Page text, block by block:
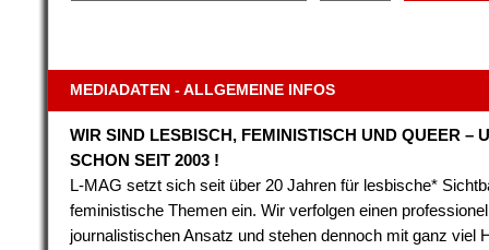
MEDIADATEN - ALLGEMEINE INFOS
WIR SIND LESBISCH, FEMINISTISCH UND QUEER –
SCHON SEIT 2003 !
L-MAG setzt sich seit über 20 Jahren für lesbische*
feministische Themen ein. Wir verfolgen einen
journalistischen Ansatz und stehen dennoch mit ganz viel